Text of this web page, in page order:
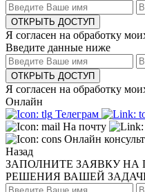
ОТКРЫТЬ ДОСТУП
Я согласен на обработку
Введите данные ниже
ОТКРЫТЬ ДОСТУП
Я согласен на обработку
Онлайн
Телеграм
На почту
Онлайн
Назад
ЗАПОЛНИТЕ ЗАЯВКУ НА
РЕШЕНИЯ ВАШЕЙ